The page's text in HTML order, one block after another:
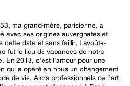
ma grand-mère, parisienne, a
avec ses origines auvergnates et
cette date et sans faillir, Lavoûte-
fut le lieu de vacances de notre
En 2013, c'est l'amour pour une
qui a opéré en nous un changement
de vie. Alors professionnels de l’art